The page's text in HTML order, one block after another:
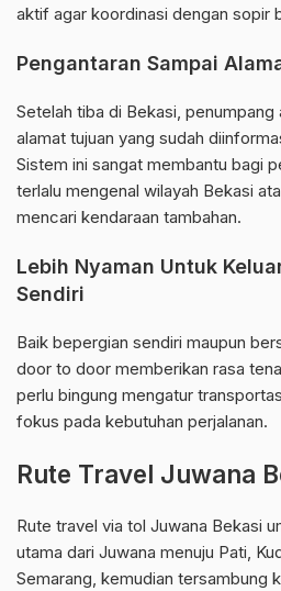
aktif agar koordinasi dengan sopir
Pengantaran Sampai
Setelah tiba di Bekasi, penumpang
alamat tujuan yang sudah
Sistem ini sangat membantu bagi
terlalu mengenal wilayah Bekasi
mencari kendaraan tambahan.
Lebih Nyaman Untuk
Sendiri
Baik bepergian sendiri maupun
door to door memberikan rasa
perlu bingung mengatur
fokus pada kebutuhan perjalanan.
Rute Travel Juwana
Rute travel via tol Juwana Bekasi
utama dari Juwana menuju Pati,
Semarang, kemudian tersambung